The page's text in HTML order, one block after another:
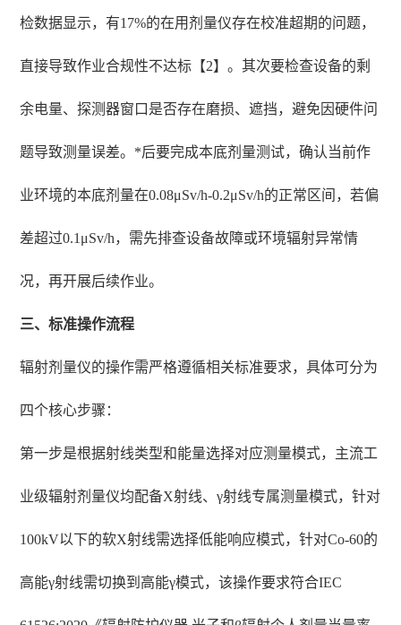
检数据显示，有17%的在用剂量仪存在校准超期的问题，
直接导致作业合规性不达标【2】。其次要检查设备的剩
余电量、探测器窗口是否存在磨损、遮挡，避免因硬件问
题导致测量误差。*后要完成本底剂量测试，确认当前作
业环境的本底剂量在0.08μSv/h-0.2μSv/h的正常区间，若偏
差超过0.1μSv/h，需先排查设备故障或环境辐射异常情
况，再开展后续作业。
三、标准操作流程
辐射剂量仪的操作需严格遵循相关标准要求，具体可分为
四个核心步骤：
第一步是根据射线类型和能量选择对应测量模式，主流工
业级辐射剂量仪均配备X射线、γ射线专属测量模式，针对
100kV以下的软X射线需选择低能响应模式，针对Co-60的
高能γ射线需切换到高能γ模式，该操作要求符合IEC